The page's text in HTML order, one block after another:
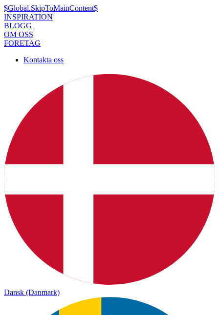
$Global.SkipToMainContent$
INSPIRATION
BLOGG
OM OSS
FORETAG
Kontakta oss
Dansk (Danmark)